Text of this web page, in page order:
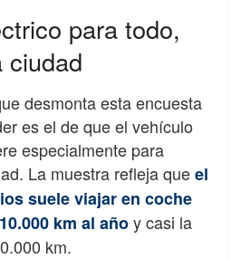
para todo,
ciudad
desmonta esta encuesta
es el de que el vehículo
especialmente para
La muestra refleja queel
suele viajar en coche
km al añoy casi la
km.